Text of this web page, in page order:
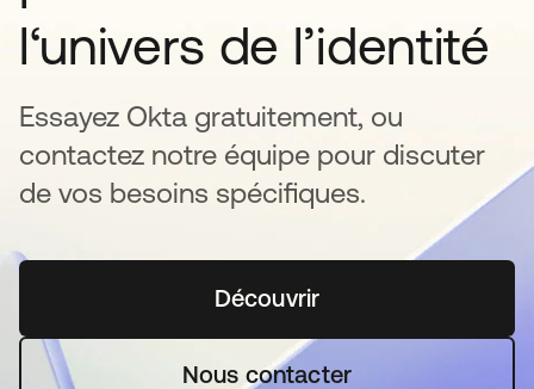
l‘univers de l’identité
Essayez Okta gratuitement, ou
contactez notre équipe pour discuter
de vos besoins spécifiques.
Découvrirs’ouvre dans un nouvel
Nous contacter